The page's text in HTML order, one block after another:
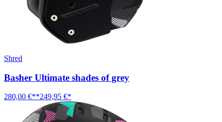
Shred
Basher Ultimate shades of grey
280,00 €**249,95 €*